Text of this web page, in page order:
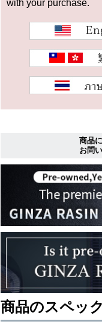
with your purchase.
商品
お問
商品のスペッ